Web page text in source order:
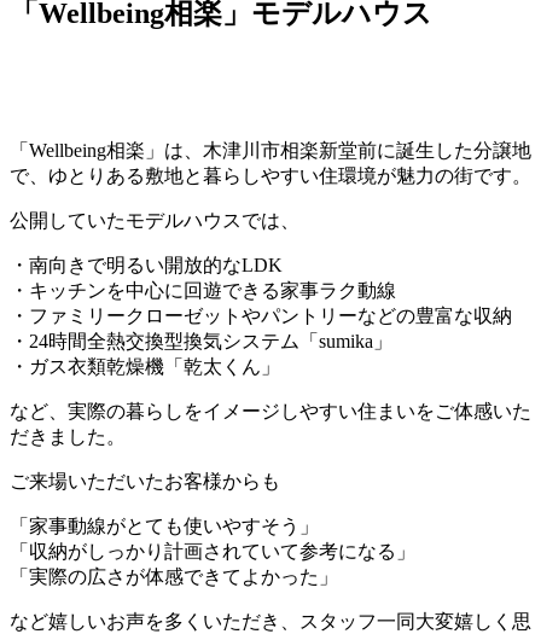
「Wellbeing相楽」モデルハウス
「Wellbeing相楽」は、木津川市相楽新堂前に誕生した分譲地
で、ゆとりある敷地と暮らしやすい住環境が魅力の街です。
公開していたモデルハウスでは、
・南向きで明るい開放的なLDK
・キッチンを中心に回遊できる家事ラク動線
・ファミリークローゼットやパントリーなどの豊富な収納
・24時間全熱交換型換気システム「sumika」
・ガス衣類乾燥機「乾太くん」
など、実際の暮らしをイメージしやすい住まいをご体感いた
だきました。
ご来場いただいたお客様からも
「家事動線がとても使いやすそう」
「収納がしっかり計画されていて参考になる」
「実際の広さが体感できてよかった」
など嬉しいお声を多くいただき、スタッフ一同大変嬉しく思